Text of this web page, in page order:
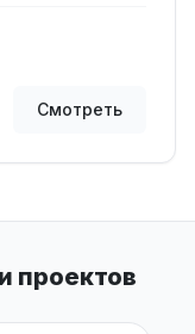
Смотреть
проектов